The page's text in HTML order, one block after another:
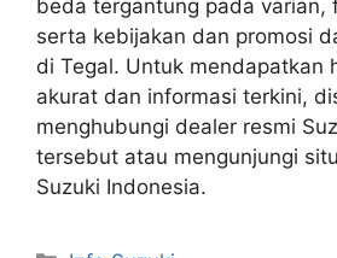
beda tergantung pada varian,
serta kebijakan dan promosi
di Tegal. Untuk mendapatkan
akurat dan informasi terkini,
menghubungi dealer resmi
tersebut atau mengunjungi
Suzuki Indonesia.